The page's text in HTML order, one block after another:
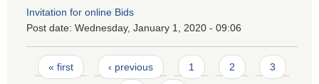
Invitation for online Bids
Post date: Wednesday, January 1, 2020 - 09:06
Pages
« first ‹ previous 1 2 3